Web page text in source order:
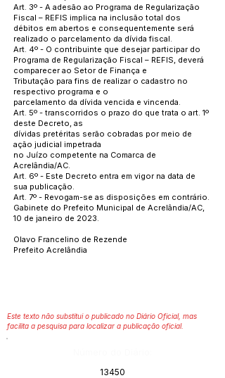
Art. 3º - A adesão ao Programa de Regularização
Fiscal – REFIS implica na inclusão total dos
débitos em abertos e consequentemente será
realizado o parcelamento da dívida fiscal.
Art. 4º - O contribuinte que desejar participar do
Programa de Regularização Fiscal – REFIS, deverá
comparecer ao Setor de Finança e
Tributação para fins de realizar o cadastro no
respectivo programa e o
parcelamento da dívida vencida e vincenda.
Art. 5º - transcorridos o prazo do que trata o art. 1º
deste Decreto, as
dívidas pretéritas serão cobradas por meio de
ação judicial impetrada
no Juízo competente na Comarca de
Acrelândia/AC.
Art. 6º - Este Decreto entra em vigor na data de
sua publicação.
Art. 7º - Revogam-se as disposições em contrário.
Gabinete do Prefeito Municipal de Acrelândia/AC,
10 de janeiro de 2023.
Olavo Francelino de Rezende
Prefeito Acrelândia
Este texto não substitui o publicado no Diário Oficial, mas
facilita a pesquisa para localizar a publicação oficial.
13450